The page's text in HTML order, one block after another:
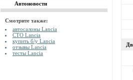
Автоновости
Смотрите также:
автосалоны Lancia
СТО Lancia
купить б/у Lancia
отзывы Lancia
тесты Lancia